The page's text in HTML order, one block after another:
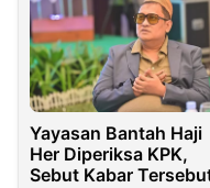
Yayasan Bantah Haji
Her Diperiksa KPK,
Sebut Kabar